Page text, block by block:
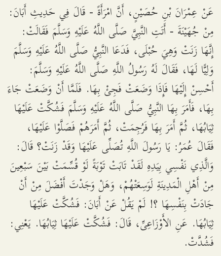
عَنْ عِمْرَانَ بْنِ حُصَيْنٍ، أَنَّ امْرَأَةً - قَالَ فِي حَدِيثِ أَبَانَ:
مِنْ جُهَيْنَةَ - أَتَتِ النَّبِيَّ صَلَّى اللَّهُ عَلَيْهِ وَسَلَّمَ فَقَالَتْ:
إِنَّهَا زَنَتْ وَهِيَ حُبْلَى، فَدَعَا النَّبِيُّ صَلَّى اللَّهُ عَلَيْهِ وَسَلَّمَ
وَلِيًّا لَهَا، فَقَالَ لَهُ رَسُولُ اللَّهِ صَلَّى اللَّهُ عَلَيْهِ وَسَلَّمَ:
أَحْسِنْ إِلَيْهَا فَإِذَا وَضَعَتْ فَجِئْ بِهَا. فَلَمَّا أَنْ وَضَعَتْ جَاءَ
بِهَا، فَأَمَرَ بِهَا النَّبِيُّ صَلَّى اللَّهُ عَلَيْهِ وَسَلَّمَ فَشُكَّتْ عَلَيْهَا
ثِيَابُهَا، ثُمَّ أَمَرَ بِهَا فَرُجِمَتْ، ثُمَّ أَمَرَهُمْ فَصَلَّوْا عَلَيْهَا،
فَقَالَ عُمَرُ: يَا رَسُولَ اللَّهِ تُصَلِّى عَلَيْهَا وَقَدْ زَنَتْ؟ قَالَ:
وَالَّذِي نَفْسِي بِيَدِهِ لَقَدْ تَابَتْ تَوْبَةً لَوْ قُسِّمَتْ بَيْنَ سَبْعِينَ
مِنْ أَهْلِ الْمَدِينَةِ لَوَسِعَتْهُمْ، وَهَلْ وَجَدْتَ أَفْضَلَ مِنْ أَنْ
جَادَتْ بِنَفْسِهَا ؟! لَمْ يَقُلْ عَنْ أَبَانَ: فَشُكَّتْ عَلَيْهَا
ثِيَابُهَا. عَنِ الأَوْزَاعِىِّ، قَالَ: فَشُكَّتْ عَلَيْهَا ثِيَابُهَا. يَعْنِي:
فَشُدَّتْ.